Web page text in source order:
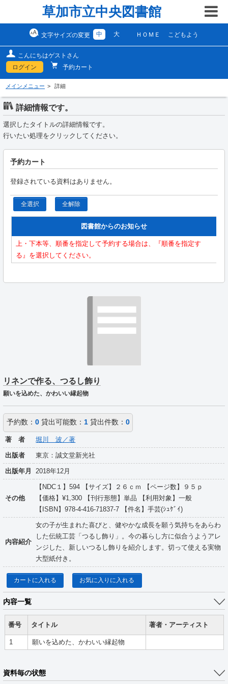
草加市立中央図書館
文字サイズの変更 中 大 ＨＯＭＥ こどもよう
こんにちはゲストさん
ログイン
予約カート
メインメニュー 詳細
詳細情報です。
選択したタイトルの詳細情報です。
行いたい処理をクリックしてください。
予約カート
登録されている資料はありません。
全選択 全解除
図書館からのお知らせ
上・下本等、順番を指定して予約する場合は、『順番を指定す
る』を選択してください。
リネンで作る、つるし飾り
願いを込めた、かわいい縁起物
予約数： 0貸出可能数： 1貸出件数： 0
著 者 堀川 波／著
出版者 東京：誠文堂新光社
出版年月 2018年12月
その他
【NDC１】594 【サイズ】２６ｃｍ 【ページ数】９５ｐ
【価格】¥1,300 【刊行形態】単品 【利用対象】一般
【ISBN】978-4-416-71837-7 【件名】手芸(ｼｭｹﾞｲ)
内容紹介
女の子が生まれた喜びと、健やかな成長を願う気持ちをあらわ
した伝統工芸「つるし飾り」。今の暮らし方に似合うようアレ
ンジした、新しいつるし飾りを紹介します。切って使える実物
大型紙付き。
カートに入れる お気に入りに入れる
内容一覧
番号 タイトル 著者・アーティスト
1 願いを込めた、かわいい縁起物
資料毎の状態